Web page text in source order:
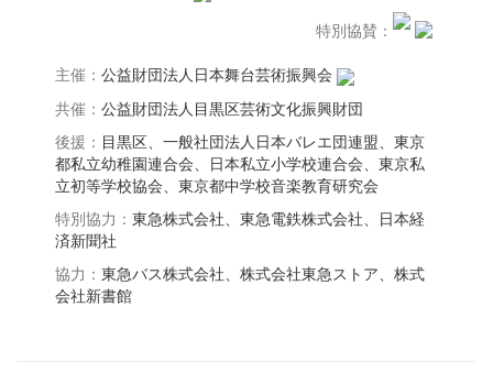
特別協賛：
主催： 公益財団法人日本舞台芸術振興会
共催： 公益財団法人目黒区芸術文化振興財団
後援： 目黒区、一般社団法人日本バレエ団連盟、東京
都私立幼稚園連合会、日本私立小学校連合会、東京私
立初等学校協会、東京都中学校音楽教育研究会
特別協力： 東急株式会社、東急電鉄株式会社、日本経
済新聞社
協力： 東急バス株式会社、株式会社東急ストア、株式
会社新書館